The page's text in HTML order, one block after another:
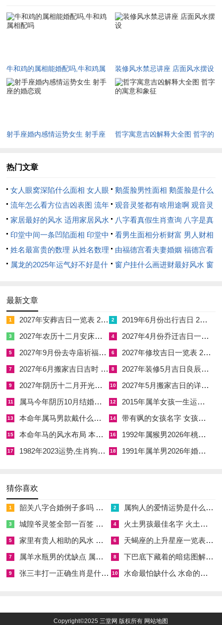
☑2027年安葬吉日一览表 2027年12月安葬吉日一览表
☑2019年6月份出行吉日 2027年6月出行吉日一览表
☑2027年4月份乔迁吉日一览表 2027年4月乔迁吉日吉时查询
☑2027年修坟吉日一览表 2027年农历2月修坟吉日一览表
☑2027年6月搬家吉日吉时 2027年农历6月搬家吉日一览表
☑ 2027年装修5月吉日良辰查询表 2027年农历5月装修吉日一览表
☑ 2027年阴历十二月开光吉日 2027年12月开光吉日一览表
☑2027年5月搬家吉日的详细解释 2027年5月搬家吉日吉时查询
牛和鸡的属相能婚配吗,牛和鸡属
相配吗
装修风水禁忌讲座 店面风水摆设
射手座婚内感情运势女生 射手座
哲字寓意吉凶解释大全图 哲字的
热门文章
女人眼窝深陷什么面相 女人眼
窝深陷是短命相吗
鹅蛋脸男性面相 鹅蛋脸是什么
脸型男性
流年怎么看方位吉凶表图 流年
位置怎么看
观音灵签都有啥用途啊 观音灵
签全部签签词
家居最好的风水 适用家居风水
八字看真假生肖查询 八字是真
还是假
印堂中间一条凹陷面相 印堂中
间有条线沟好不好
看男生面相分析财富 男人财相
从哪里看
姓名最富贵的数理 从姓名数理
看富豪
由福德宫看夫妻婚姻 福德宫看
配偶生肖
属龙的2025年运气好不好是什
2025年属龙人的全年运势
窗户挂什么画进财最好风水 窗
最新文章
1 2027年安葬吉日一览表 2027年12月安葬吉日一览表 2 2019年6月份出行吉日 2027年6月出行吉日一览表
3 2027年农历十二月安床吉日 2027年正月安床吉日吉时查询 4 2027年4月份乔迁吉日一览表 2027年4月乔迁吉日吉时查询
5 2027年9月份去寺庙祈福的日子 2027年5月去寺庙吉日一览表 6 2027年修坟吉日一览表 2027年农历2月修坟吉日一览表
7 2027年6月搬家吉日吉时 2027年农历6月搬家吉日一览表 8 2027年装修5月吉日良辰查询表 2027年农历5月装修吉日一览表
9 2027年阴历十二月开光吉日 2027年12月开光吉日一览表 10 2027年5月搬家吉日的详细解释 2027年5月搬家吉日吉时查询
11 属马今年阴历10月结婚好吗 属马还有几年本命年结婚呢好吗 12 2015年属羊女孩一生运势 2015年属羊女2026年健康运好吗
13 本命年属马男款戴什么财神 本命年属马男士戴什么好一点 14 带有飒的女孩名字 女孩取名字带飒字有什么名字好听
15 本命年马的风水布局 本命年马的佛像怎么摆放 16 1992年属猴男2026年桃花运 1992年属猴男2026年感情运如何
17 1982年2023运势,生肖狗1982年2023运势 18 1991年属羊男2026年婚姻运势 1991年属羊男2026年感情运如何
猜你喜欢
1 韶关八字合婚例子多吗 韶关八字测风水 2 属狗人的爱情运势是什么意思 属狗的人爱情观
3 城隍爷灵签全部一百签 城隍爷灵签解签大全 4 火土男孩最佳名字 火土属性的字男孩名字有哪些
5 家里有贵人相助的风水 家里有贵人是什么意思 6 天蝎座的上升星座一览表 天蝎座的上升星座查询
7 属羊水瓶男的优缺点 属羊水瓶座男生性格爱情观 8 下巴底下藏着的暗痣图解 下巴尖底下有痣代表什么
9 张三丰打一正确生肖是什么意思 张三丰是指什么生肖 10 水命最怕缺什么 水命的人忌什么
Copyright©2025 三堂网 版权所有 网站地图